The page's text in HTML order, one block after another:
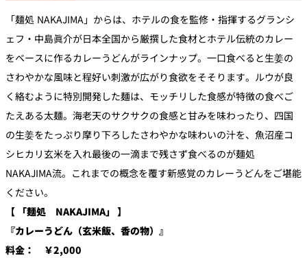
「麺処 NAKAJIMA」からは、ホテルの食を監修・指揮するグランシ
ェフ・中島眞介が日本全国から厳撰した食材とホテル伝統のカレー
をベースに作るカレーうどんがラインナップ。一口食べると生姜の
さわやかな風味と程好い刺激が広がり食欲をそそります。ルウが良
く絡むように特別開発した麺は、モッチリした食感が特徴の食べご
たえある太麺。海老天のサクサクの食感と甘みを味わったり、四国
の生姜をたっぷり摩り下ろしたさわやかな味わいの汁を、魚沼産コ
シヒカリ玄米を入れ最後の一滴まで残さず食べるのが麺処
NAKAJIMA流。これまでの概念を覆す新感覚のカレーうどんをご堪能
ください。
【 「麺処 NAKAJIMA」 】
『カレーうどん（玄米飯、香の物）』
料金： ￥2,000